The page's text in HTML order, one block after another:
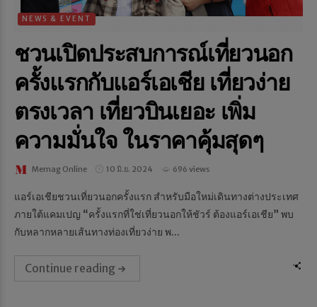
NEWS & EVENT
ชวนเปิดประสบการณ์เที่ยวนอก
ครั้งแรกกับแอร์เอเชีย เที่ยวง่าย
ตรงเวลา เที่ยวบินเยอะ เพิ่ม
ความมั่นใจ ในราคาคุ้มสุดๆ
Memag Online 10 มิ.ย. 2024 696 views
แอร์เอเชียชวนเที่ยวนอกครั้งแรก สำหรับมือใหม่เดินทางต่างประเทศ
ภายใต้แคมเปญ “ครั้งแรกที่ใช่เที่ยวนอกให้ชัวร์ ต้องแอร์เอเชีย” พบ
กับหลากหลายเส้นทางท่องเที่ยวง่าย พ...
Continue reading